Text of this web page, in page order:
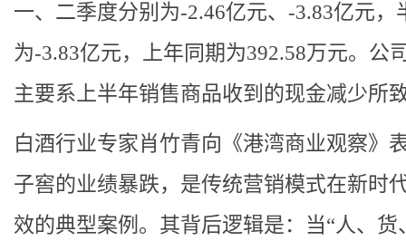
一、二季度分别为-2.46亿元、-3.83亿元，
为-3.83亿元，上年同期为392.58万元。公
主要系上半年销售商品收到的现金减少所
白酒行业专家肖竹青向《港湾商业观察》
子窖的业绩暴跌，是传统营销模式在新时
效的典型案例。其背后逻辑是：当“人、货